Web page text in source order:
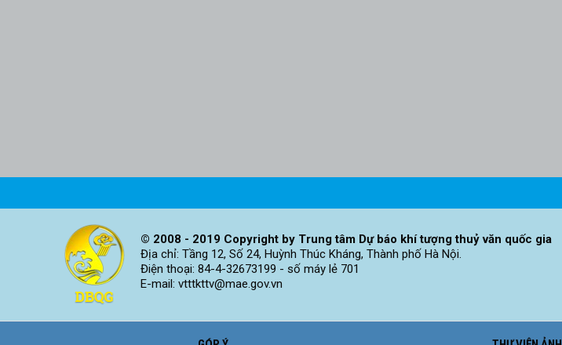
© 2008 - 2019 Copyright by Trung tâm Dự báo khí tượng thuỷ văn quốc gia
Địa chỉ: Tầng 12, Số 24, Huỳnh Thúc Kháng, Thành phố Hà Nội.
Điện thoại: 84-4-32673199 - số máy lẻ 701
E-mail: vtttkttv@mae.gov.vn